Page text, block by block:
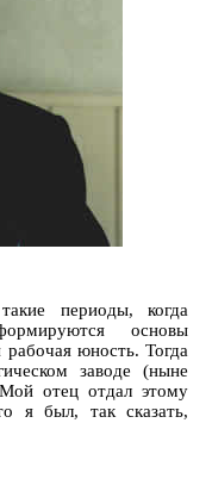
периоды, когда
основы
юность. Тогда
заводе (ныне
отец отдал этому
я был, так сказать,